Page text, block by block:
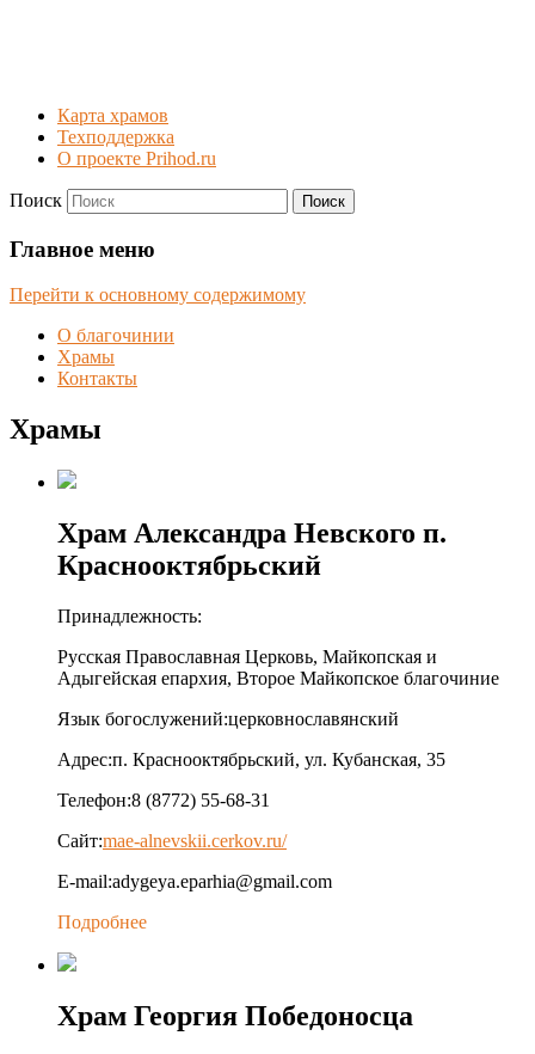
Карта храмов
Техподдержка
О проекте Prihod.ru
Второй Майкопский
благочиннический округ
Майкопской и Адыгейской
епархии РПЦ (МП)
Поиск
Главное меню
Перейти к основному содержимому
О благочинии
Храмы
Контакты
Храмы
Храм Александра Невского п.
Краснооктябрьский
Принадлежность:
Русская Православная Церковь, Майкопская и
Адыгейская епархия, Второе Майкопское благочиние
Язык богослужений:церковнославянский
Адрес:п. Краснооктябрьский, ул. Кубанская, 35
Телефон:8 (8772) 55-68-31
Сайт:mae-alnevskii.cerkov.ru/
E-mail:adygeya.eparhia@gmail.com
Подробнее
Храм Георгия Победоносца